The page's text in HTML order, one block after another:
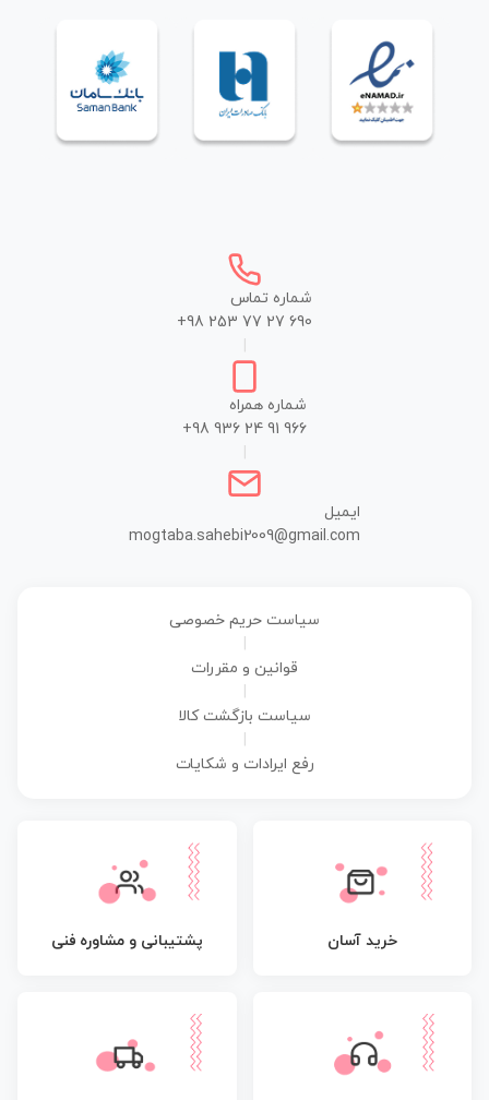
شماره تماس
+98 253 77 27 690
شماره همراه
+98 936 24 91 966
ایمیل
mogtaba.sahebi2009@gmail.com
سیاست حریم خصوصی
قوانین و مقررات
سیاست بازگشت کالا
رفع ایرادات و شکایات
خرید آسان پشتیبانی و مشاوره فنی